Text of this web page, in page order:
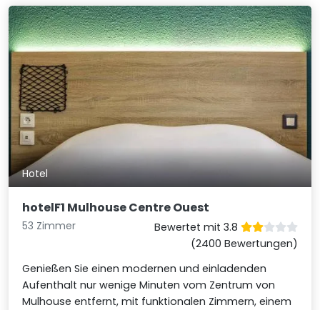
Hotel
hotelF1 Mulhouse Centre Ouest
53 Zimmer
Bewertet mit 3.8
(2400 Bewertungen)
Genießen Sie einen modernen und einladenden
Aufenthalt nur wenige Minuten vom Zentrum von
Mulhouse entfernt, mit funktionalen Zimmern, einem